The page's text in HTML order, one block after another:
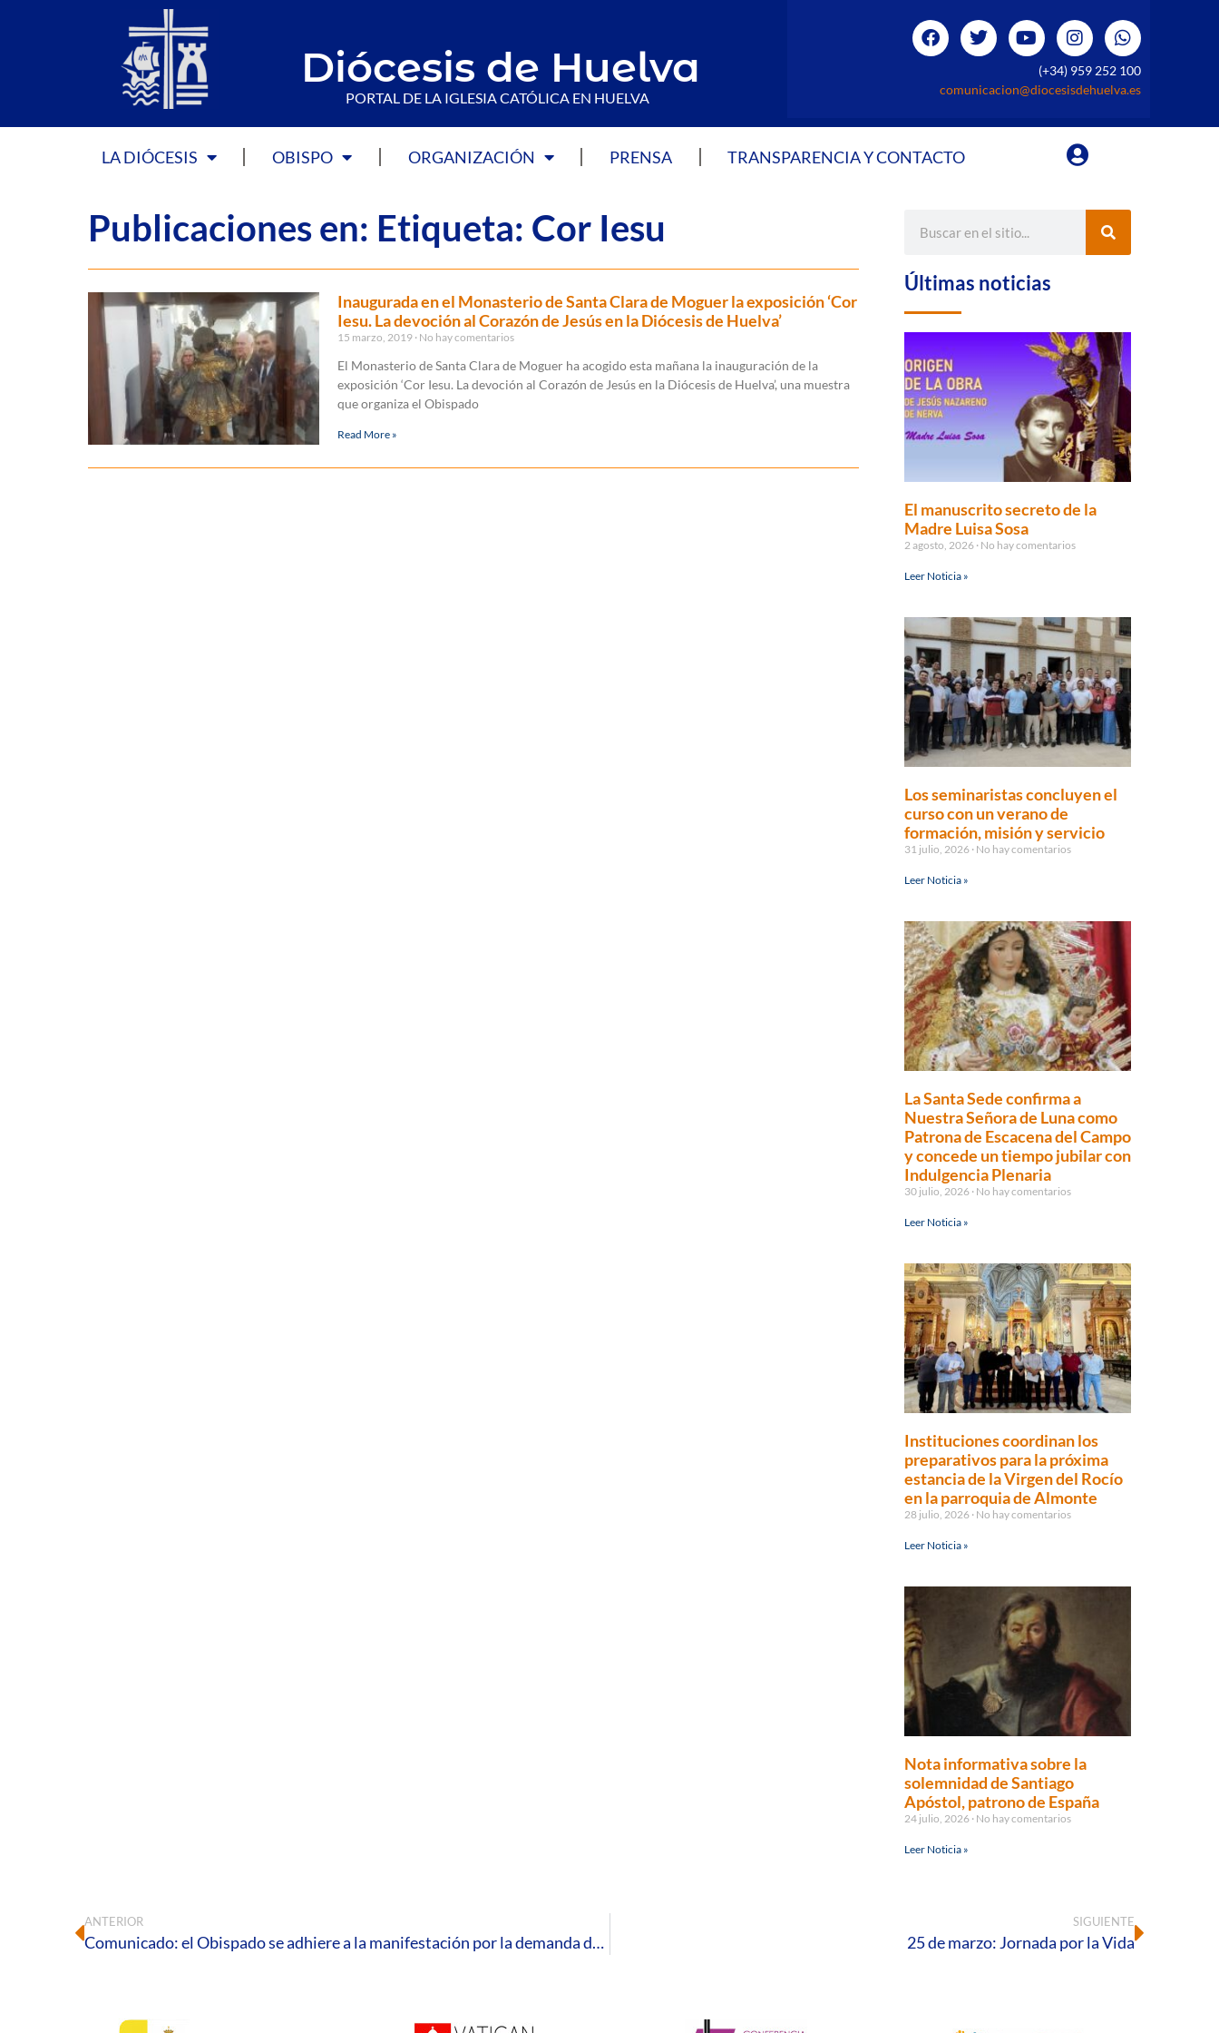
Diócesis de Huelva
PORTAL DE LA IGLESIA CATÓLICA EN HUELVA
(+34) 959 252 100
comunicacion@diocesisdehuelva.es
LA DIÓCESIS OBISPO ORGANIZACIÓN PRENSA TRANSPARENCIA Y CONTACTO
Publicaciones en: Etiqueta: Cor Iesu
Inaugurada en el Monasterio de Santa Clara de Moguer la exposición ‘Cor
Iesu. La devoción al Corazón de Jesús en la Diócesis de Huelva’
15 marzo, 2019 No hay comentarios
El Monasterio de Santa Clara de Moguer ha acogido esta mañana la inauguración de la
exposición ‘Cor Iesu. La devoción al Corazón de Jesús en la Diócesis de Huelva’, una muestra
que organiza el Obispado
Read More »
Últimas noticias
El manuscrito secreto de la
Madre Luisa Sosa
2 agosto, 2026 No hay comentarios
Leer Noticia »
Los seminaristas concluyen el
curso con un verano de
formación, misión y servicio
31 julio, 2026 No hay comentarios
Leer Noticia »
La Santa Sede confirma a
Nuestra Señora de Luna como
Patrona de Escacena del Campo
y concede un tiempo jubilar con
Indulgencia Plenaria
30 julio, 2026 No hay comentarios
Leer Noticia »
Instituciones coordinan los
preparativos para la próxima
estancia de la Virgen del Rocío
en la parroquia de Almonte
28 julio, 2026 No hay comentarios
Leer Noticia »
Nota informativa sobre la
solemnidad de Santiago
Apóstol, patrono de España
24 julio, 2026 No hay comentarios
Leer Noticia »
ANTERIOR
Comunicado: el Obispado se adhiere a la manifestación por la demanda de infraestructuras ‘Huelva se mueve’
SIGUIENTE
25 de marzo: Jornada por la Vida